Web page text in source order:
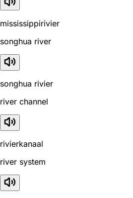
mississippirivier
songhua river
songhua rivier
river channel
rivierkanaal
river system